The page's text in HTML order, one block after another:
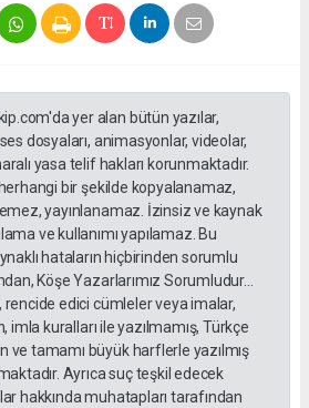
yer alan bütün yazılar,
dosyaları, animasyonlar, videolar,
yasa telif hakları korunmaktadır.
herhangi bir şekilde kopyalanamaz,
yayınlanamaz. İzinsiz ve kaynak
ve kullanımı yapılamaz. Bu
hataların hiçbirinden sorumlu
Köşe Yazarlarımız Sorumludur...
rencide edici cümleler veya imalar,
imla kuralları ile yazılmamış, Türkçe
ve tamamı büyük harflerle yazılmış
Ayrıca suç teşkil edecek
hakkında muhatapları tarafından